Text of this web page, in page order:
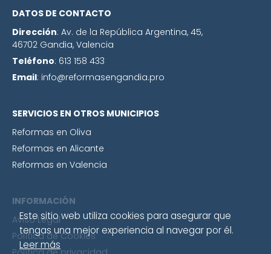
DATOS DE CONTACTO
Dirección: Av. de la República Argentina, 45,
46702 Gandia, Valencia
Teléfono: 613 158 433
Email: info@reformasengandia.pro
SERVICIOS EN OTROS MUNICIPIOS
Reformas en Oliva
Reformas en Alicante
Reformas en Valencia
INFORMACIÓN
Aviso Legal
Política de Cookies
Este sitio web utiliza cookies para asegurar que
tengas una mejor experiencia al navegar por él.
Leer más